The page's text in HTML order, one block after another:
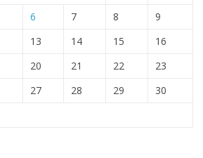
6 7 8
9
13 14 15
16
20 21 22
23
27 28 29
30